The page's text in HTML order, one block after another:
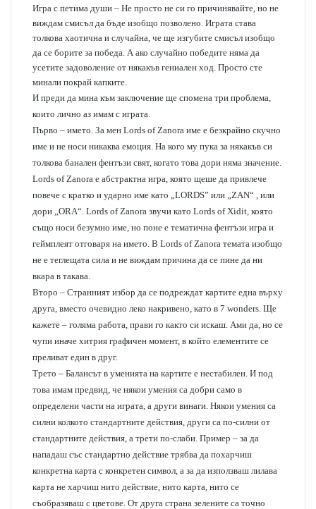
Игра с петима души – Не просто не си го причинявайте, но не
виждам смисъл да бъде изобщо позволено. Играта става
толкова хаотична и случайна, че ще изгубите смисъл изобщо
да се борите за победа. А ако случайно победите няма да
усетите задоволение от някакъв гениален ход. Просто сте
минали покрай капките.
И преди да мина към заключение ще спомена три проблема,
които лично аз имам с играта.
Първо – името. За мен Lords of Zanora име е безкрайно скучно
име и не носи никаква емоция. На кого му пука за някакъв си
толкова банален фентъзи свят, когато това дори няма значение.
Lords of Zanora е абстрактна игра, която щеше да привлече
повече с кратко и ударно име като „LORDS” или „ZAN“ , или
дори „ORA“. Lords of Zanora звучи като Lords of Xidit, която
също носи безумно име, но поне е тематична фентъзи игра и
геймплеят отговаря на името. В Lords of Zanora темата изобщо
не е теглещата сила и не виждам причина да се пине да ни
вкара в такава.
Второ – Странният избор да се подреждат картите една върху
друга, вместо очевидно леко накривено, като в 7 wonders. Ще
кажете – голяма работа, прави го както си искаш. Ами да, но се
чупи иначе хитрия графичен момент, в който елементите се
преливат един в друг.
Трето – Балансът в уменията на картите е нестабилен. И под
това имам предвид, че някои умения са добри само в
определени части на играта, а други винаги. Някои умения са
силни колкото стандартните действия, други са по-силни от
стандартните действия, а трети по-слаби. Пример – за да
нападаш със стандартно действие трябва да похарчиш
конкретна карта с конкретен символ, а за да използваш лилава
карта не харчиш нито действие, нито карта, нито се
съобразяваш с цветове. От друга страна зелените са точно